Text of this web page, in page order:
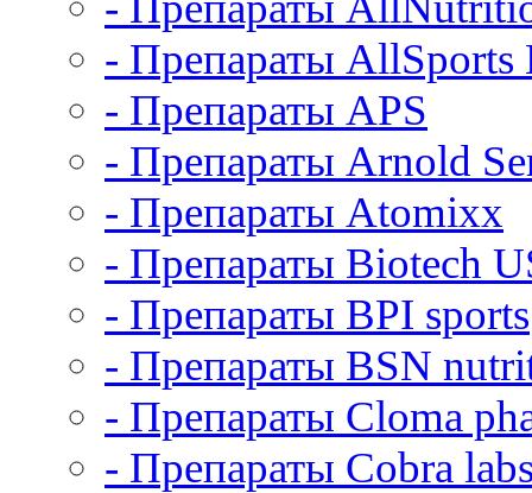
- Препараты AllSports
- Препараты APS
- Препараты Arnold
- Препараты Atomixx
- Препараты Biotech
- Препараты BPI sports
- Препараты BSN
- Препараты Cloma
- Препараты Cobra